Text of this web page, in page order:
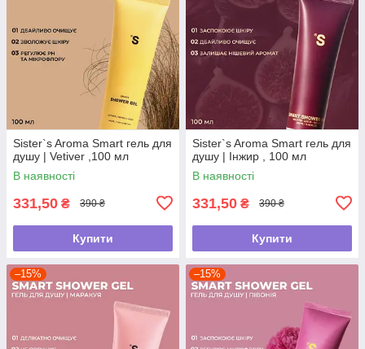
Sister`s Aroma Smart гель для
душу | Vetiver ,100 мл
В наявності
331,50 ₴ 390 ₴
Купити
Sister`s Aroma Smart гель для
душу | Інжир , 100 мл
В наявності
331,50 ₴ 390 ₴
Купити
–15% –15%